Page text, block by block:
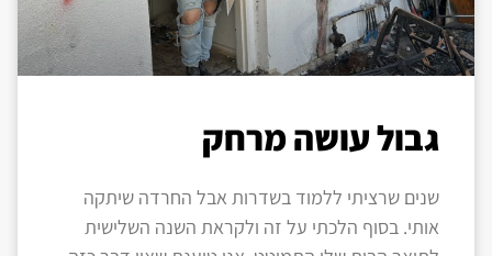
גבול עושה מרחק
שנים שרציתי ללמוד בשדרות אבל החרדה שיתקה
אותי. בסוף הלכתי על זה ולקראת השנה השלישית